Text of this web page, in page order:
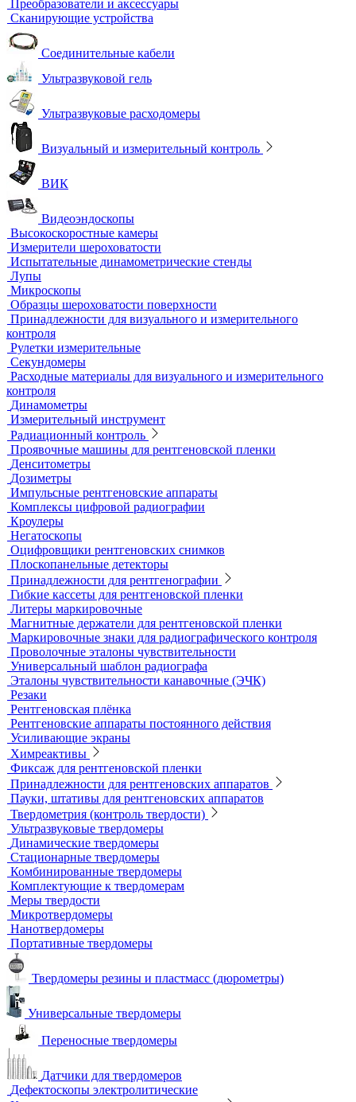
Химическое и биохимическое потребление кислорода
Ультразвуковой неразрушающий контроль
Ультразвуковые дефектоскопы
Ультразвуковые толщиномеры
Стандартные образцы (СОП)
Автоматизированный контроль
Преобразователи и аксессуары
Сканирующие устройства
Визуальный и измерительный контроль
ВИК
Видеоэндоскопы
Высокоскоростные камеры
Измерители шероховатости
Испытательные динамометрические стенды
Лупы
Микроскопы
Образцы шероховатости поверхности
Принадлежности для визуального и измерительного
контроля
Рулетки измерительные
Секундомеры
Расходные материалы для визуального и измерительного
контроля
Динамометры
Измерительный инструмент
Радиационный контроль
Проявочные машины для рентгеновской пленки
Денситометры
Дозиметры
Импульсные рентгеновские аппараты
Комплексы цифровой радиографии
Кроулеры
Негатоскопы
Оцифровщики рентгеновских снимков
Плоскопанельные детекторы
Принадлежности для рентгенографии
Гибкие кассеты для рентгеновской пленки
Литеры маркировочные
Магнитные держатели для рентгеновской пленки
Маркировочные знаки для радиографического контроля
Проволочные эталоны чувствительности
Универсальный шаблон радиографа
Эталоны чувствительности канавочные (ЭЧК)
Резаки
Рентгеновская плёнка
Рентгеновские аппараты постоянного действия
Усиливающие экраны
Химреактивы
Фиксаж для рентгеновской пленки
Принадлежности для рентгеновских аппаратов
Пауки, штативы для рентгеновских аппаратов
Твердометрия (контроль твердости)
Ультразвуковые твердомеры
Динамические твердомеры
Стационарные твердомеры
Комбинированные твердомеры
Комплектующие к твердомерам
Меры твердости
Микротвердомеры
Нанотвердомеры
Портативные твердомеры